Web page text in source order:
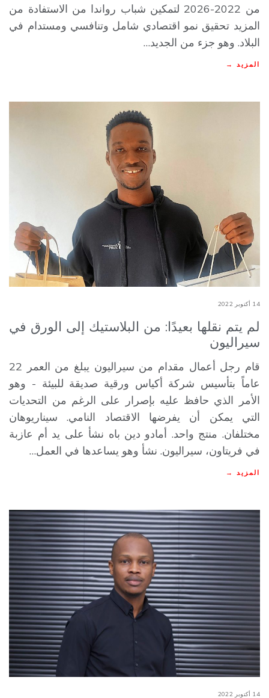
من 2022-2026 لتمكين شباب رواندا من الاستفادة من
المزيد تحقيق نمو اقتصادي شامل وتنافسي ومستدام في
البلاد. وهو جزء من الجديد…
المزيد →
14 أكتوبر 2022
لم يتم نقلها بعيدًا: من البلاستيك إلى الورق في
سيراليون
قام رجل أعمال مقدام من سيراليون يبلغ من العمر 22
عاماً بتأسيس شركة أكياس ورقية صديقة للبيئة - وهو
الأمر الذي حافظ عليه بإصرار على الرغم من التحديات
التي يمكن أن يفرضها الاقتصاد النامي. سيناريوهان
مختلفان. منتج واحد. أمادو دين باه نشأ على يد أم عازبة
في فريتاون، سيراليون. نشأ وهو يساعدها في العمل…
المزيد →
14 أكتوبر 2022